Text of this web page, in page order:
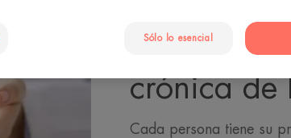
Una
afección
crónica de
Cada persona tiene su
Sólo lo esencial